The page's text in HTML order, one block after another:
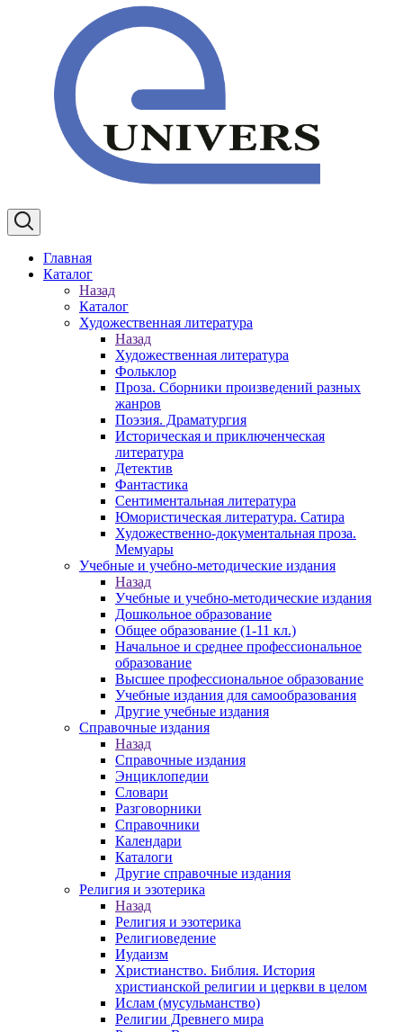
Главная
Каталог
Назад
Каталог
Художественная литература
Назад
Художественная литература
Фольклор
Проза. Сборники произведений разных
жанров
Поэзия. Драматургия
Историческая и приключенческая
литература
Детектив
Фантастика
Сентиментальная литература
Юмористическая литература. Сатира
Художественно-документальная проза.
Мемуары
Учебные и учебно-методические издания
Назад
Учебные и учебно-методические издания
Дошкольное образование
Общее образование (1-11 кл.)
Начальное и среднее профессиональное
образование
Высшее профессиональное образование
Учебные издания для самообразования
Другие учебные издания
Справочные издания
Назад
Справочные издания
Энциклопедии
Словари
Разговорники
Справочники
Календари
Каталоги
Другие справочные издания
Религия и эзотерика
Назад
Религия и эзотерика
Религиоведение
Иудаизм
Христианство. Библия. История
христианской религии и церкви в целом
Ислам (мусульманство)
Религии Древнего мира